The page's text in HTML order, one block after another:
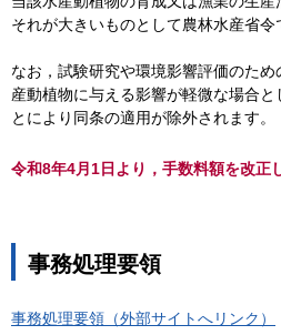
それが大きいものとして農林水産省令
なお，試験研究や環境影響評価のた
産動植物に与える影響が軽微な場合と
とにより同条の適用が除外されます。
令和8年4月1日より，手数料額を改正
事務処理要領
事務処理要領（外部サイトへリンク）